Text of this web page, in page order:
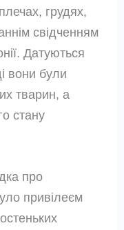
грудях,
свідченням
Датуються
вони були
тварин, а
стану
про
привілеєм